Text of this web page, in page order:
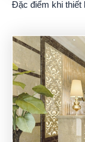
Đặc điểm khi thiết